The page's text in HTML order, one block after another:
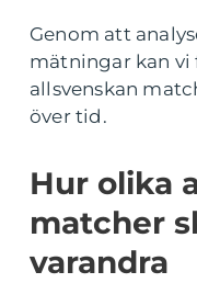
Genom att
mätningar kan vi
allsvenskan
över tid.
Hur olika
matcher
varandra